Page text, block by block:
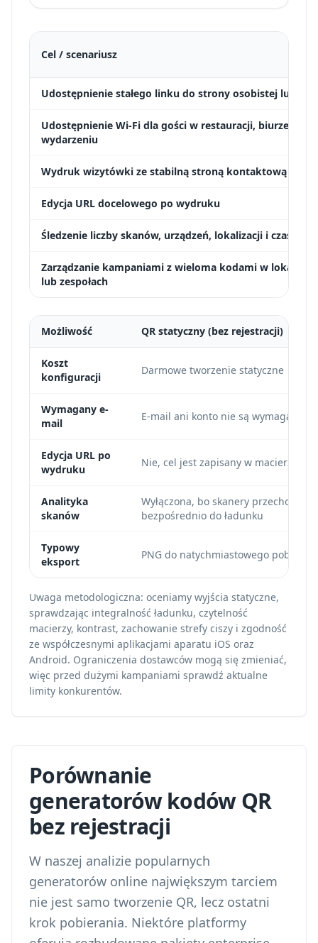
Cel / scenariusz
Udostępnienie stałego linku do strony osobistej lub
Udostępnienie Wi-Fi dla gości w restauracji, biurze lub
wydarzeniu
Wydruk wizytówki ze stabilną stroną kontaktową
Edycja URL docelowego po wydruku
Śledzenie liczby skanów, urządzeń, lokalizacji i czasu
Zarządzanie kampaniami z wieloma kodami w
lub zespołach
Możliwość QR statyczny (bez rejestracji)
Koszt
konfiguracji
Darmowe tworzenie statyczne
Wymagany e-
mail
E-mail ani konto nie są wymagane
Edycja URL po
wydruku
Nie, cel jest zapisany w macierzy
Analityka
skanów
Wyłączona, bo skanery przechodzą
bezpośrednio do ładunku
Typowy
eksport
PNG do natychmiastowego pobrania
Uwaga metodologiczna: oceniamy wyjścia statyczne,
sprawdzając integralność ładunku, czytelność
macierzy, kontrast, zachowanie strefy ciszy i zgodność
ze współczesnymi aplikacjami aparatu iOS oraz
Android. Ograniczenia dostawców mogą się zmieniać,
więc przed dużymi kampaniami sprawdź aktualne
limity konkurentów.
Porównanie
generatorów kodów QR
bez rejestracji
W naszej analizie popularnych
generatorów online największym tarciem
nie jest samo tworzenie QR, lecz ostatni
krok pobierania. Niektóre platformy